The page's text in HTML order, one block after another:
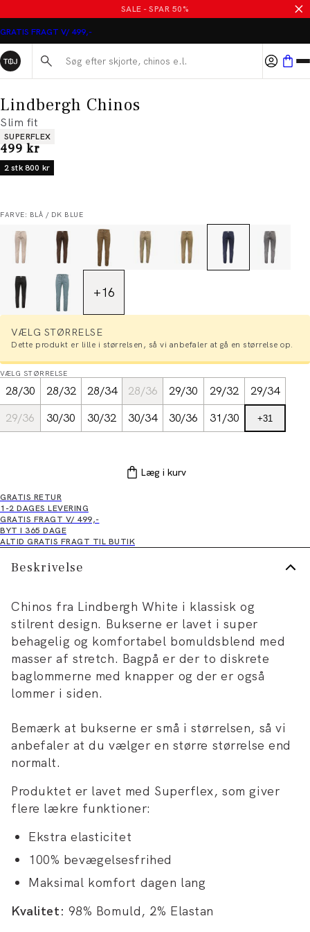
SALE - SPAR 50%
GRATIS FRAGT V/ 499,-
Søg her...
Lindbergh Chinos
Slim fit
Produkt egenskaber
SUPERFLEX
I alt (inkl. rabat)
499 kr
2 stk 800 kr
FARVE: BLÅ / DK BLUE
+16
VÆLG STØRRELSE
Dette produkt er lille i størrelsen, så vi anbefaler at gå en størrelse op.
VÆLG STØRRELSE
28/30 28/32 28/34 28/36 29/30 29/32
29/34
29/36
30/30 30/32 30/34 30/36 31/30 +31
Læg i kurv
GRATIS RETUR
1-2 DAGES LEVERING
GRATIS FRAGT V/ 499,-
BYT I 365 DAGE
ALTID GRATIS FRAGT TIL BUTIK
Beskrivelse
Chinos fra Lindbergh White i klassisk og
stilrent design. Bukserne er lavet i super
behagelig og komfortabel bomuldsblend med
masser af stretch. Bagpå er der to diskrete
baglommerne med knapper og der er også
lommer i siden.
Bemærk at bukserne er små i størrelsen, så vi
anbefaler at du vælger en større størrelse end
normalt.
Produktet er lavet med Superflex, som giver
flere lækre funktioner:
Ekstra elasticitet
100% bevægelsesfrihed
Maksimal komfort dagen lang
Kvalitet: 98% Bomuld, 2% Elastan